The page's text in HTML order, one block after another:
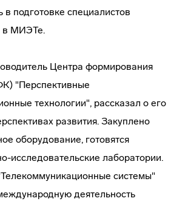
в подготовке специалистов
в МИЭТе.
Центра формирования
"Перспективные
технологии", рассказал о его
развития. Закуплено
оборудование, готовятся
исследовательские лаборатории.
системы"
деятельность